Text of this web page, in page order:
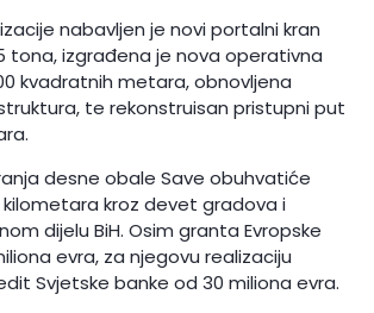
nabavljen je novi portalni kran
tona, izgrađena je nova operativna
kvadratnih metara, obnovljena
te rekonstruisan pristupni put
desne obale Save obuhvatiće
kroz devet gradova i
dijelu BiH. Osim granta Evropske
evra, za njegovu realizaciju
Svjetske banke od 30 miliona evra.